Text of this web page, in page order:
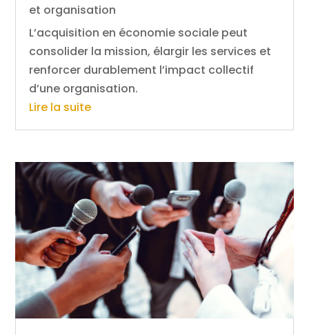
et organisation
L’acquisition en économie sociale peut
consolider la mission, élargir les services et
renforcer durablement l’impact collectif
d’une organisation.
Lire la suite